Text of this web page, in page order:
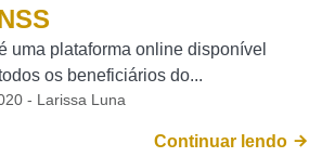
uma plataforma online disponível
os beneficiários do...
- Larissa Luna
Continuar lendo